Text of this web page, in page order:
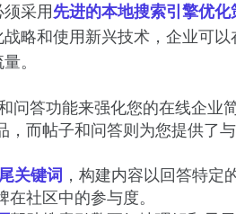
采用先进的本地搜索引擎优化
略和使用新兴技术，企业可以
。
问答功能来强化您的在线企业
，而帖子和问答则为您提供了
关键词 ，构建内容以回答特定
社区中的参与度。